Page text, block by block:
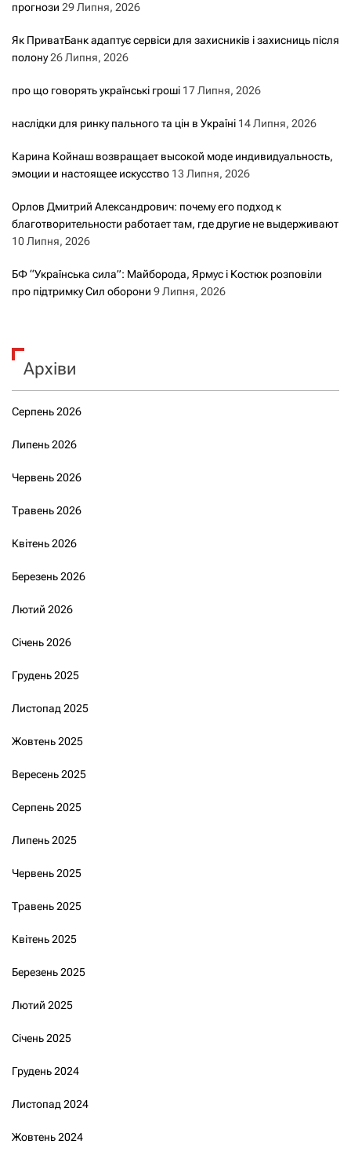
прогнози 29 Липня, 2026
Як ПриватБанк адаптує сервіси для захисників і захисниць після
полону26 Липня, 2026
про що говорять українські гроші 17 Липня, 2026
наслідки для ринку пального та цін в Україні 14 Липня, 2026
Карина Койнаш возвращает высокой моде индивидуальность,
эмоции и настоящее искусство 13 Липня, 2026
Орлов Дмитрий Александрович: почему его подход к
благотворительности работает там, где другие не выдерживают
10 Липня, 2026
БФ “Українська сила”: Майборода, Ярмус і Костюк розповіли
про підтримку Сил оборони 9 Липня, 2026
Архіви
Серпень 2026
Липень 2026
Червень 2026
Травень 2026
Квітень 2026
Березень 2026
Лютий 2026
Січень 2026
Грудень 2025
Листопад 2025
Жовтень 2025
Вересень 2025
Серпень 2025
Липень 2025
Червень 2025
Травень 2025
Квітень 2025
Березень 2025
Лютий 2025
Січень 2025
Грудень 2024
Листопад 2024
Жовтень 2024